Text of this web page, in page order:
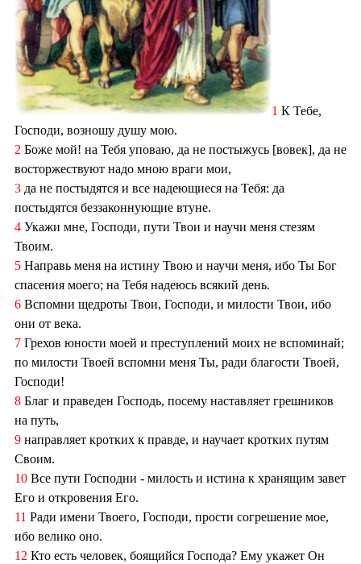
1 К Тебе,
Господи, возношу душу мою.
2 Боже мой! на Тебя уповаю, да не постыжусь [вовек], да не
восторжествуют надо мною враги мои,
3 да не постыдятся и все надеющиеся на Тебя: да
постыдятся беззаконнующие втуне.
4 Укажи мне, Господи, пути Твои и научи меня стезям
Твоим.
5 Направь меня на истину Твою и научи меня, ибо Ты Бог
спасения моего; на Тебя надеюсь всякий день.
6 Вспомни щедроты Твои, Господи, и милости Твои, ибо
они от века.
7 Грехов юности моей и преступлений моих не вспоминай;
по милости Твоей вспомни меня Ты, ради благости Твоей,
Господи!
8 Благ и праведен Господь, посему наставляет грешников
на путь,
9 направляет кротких к правде, и научает кротких путям
Своим.
10 Все пути Господни - милость и истина к хранящим завет
Его и откровения Его.
11 Ради имени Твоего, Господи, прости согрешение мое,
ибо велико оно.
12 Кто есть человек, боящийся Господа? Ему укажет Он